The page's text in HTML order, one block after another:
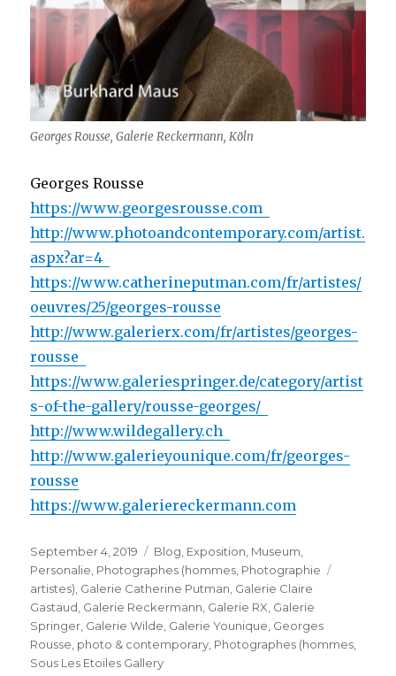
Georges Rousse, Galerie Reckermann, Köln
Georges Rousse
https://www.georgesrousse.com
http://www.photoandcontemporary.com/artist.
aspx?ar=4
https://www.catherineputman.com/fr/artistes/
oeuvres/25/georges-rousse
http://www.galerierx.com/fr/artistes/georges-
rousse
https://www.galeriespringer.de/category/artist
s-of-the-gallery/rousse-georges/
http://www.wildegallery.ch
http://www.galerieyounique.com/fr/georges-
rousse
https://www.galeriereckermann.com
Veröffentlicht
am
September 4, 2019 Kategorien
Blog Exposition Museum
Personalie Photographes (hommes Photographie
artistes) Galerie Catherine Putman Galerie Claire
Gastaud Galerie Reckermann Galerie RX Galerie
Springer Galerie Wilde Galerie Younique Georges
Rousse photo & contemporary Photographes (hommes
Sous Les Etoiles Gallery